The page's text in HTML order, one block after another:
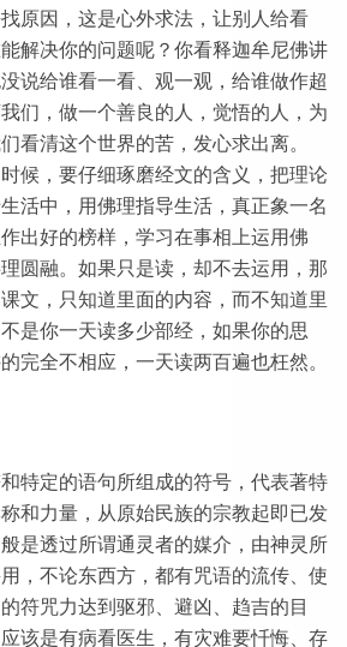
原因，这是心外求法，让别人给看
解决你的问题呢？你看释迦牟尼佛讲
说给谁看一看、观一观，给谁做作超
们，做一个善良的人，觉悟的人，为
看清这个世界的苦，发心求出离。
候，要仔细琢磨经文的含义，把理论
活中，用佛理指导生活，真正象一名
出好的榜样，学习在事相上运用佛
圆融。如果只是读，却不去运用，那
文，只知道里面的内容，而不知道里
是你一天读多少部经，如果你的思
完全不相应，一天读两百遍也枉然。
特定的语句所组成的符号，代表著特
和力量，从原始民族的宗教起即已发
是透过所谓通灵者的媒介，由神灵所
，不论东西方，都有咒语的流传、使
符咒力达到驱邪、避凶、趋吉的目
该是有病看医生，有灾难要忏悔、存